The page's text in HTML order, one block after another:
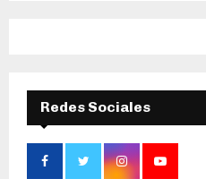
Redes Sociales